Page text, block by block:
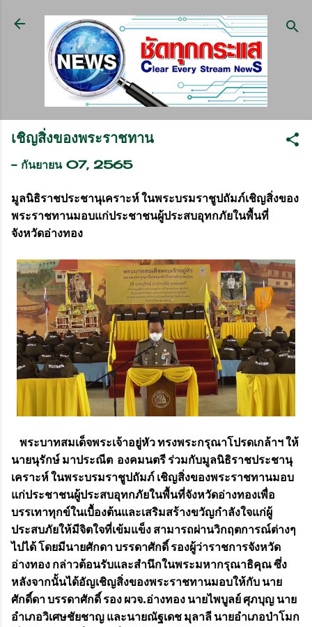
ข้ามไปที่เนื้อหาหลัก
เชิญสิ่งของพระราชทาน
- กันยายน 07, 2565
มูลนิธิราชประชานุเคราะห์ ในพระบรมราชูปถัมภ์เชิญสิ่งของ
พระราชทานมอบแก่ประชาชนผู้ประสบอุทกภัยในพื้นที่
จังหวัดอ่างทอง
พระบาทสมเด็จพระเจ้าอยู่หัว ทรงพระกรุณาโปรดเกล้าฯ ให้
นายนุรักษ์ มาประณีต องคมนตรี ร่วมกับมูลนิธิราชประชานุ
เคราะห์ ในพระบรมราชูปถัมภ์ เชิญสิ่งของพระราชทานมอบ
แก่ประชาชนผู้ประสบอุทกภัยในพื้นที่จังหวัดอ่างทองเพื่อ
บรรเทาทุกข์ในเบื้องต้นและเสริมสร้างขวัญกำลังใจแก่ผู้
ประสบภัยให้มีจิตใจที่เข้มแข็ง สามารถผ่านวิกฤตการณ์ต่างๆ
ไปได้ โดยมีนายศักดา บรรดาศักดิ์ รองผู้ว่าราชการจังหวัด
อ่างทอง กล่าวต้อนรับและสำนึกในพระมหากรุณาธิคุณ ซึ่ง
หลังจากนั้นได้อัญเชิญสิ่งของพระราชทานมอบให้กับ นาย
ศักดิ์ดา บรรดาศักดิ์ รอง ผวจ.อ่างทอง นายไพบูลย์ ศุภบุญ นาย
อำเภอวิเศษชัยชาญ และนายณัฐเดช มุลาลี นายอำเภอป่าโมก